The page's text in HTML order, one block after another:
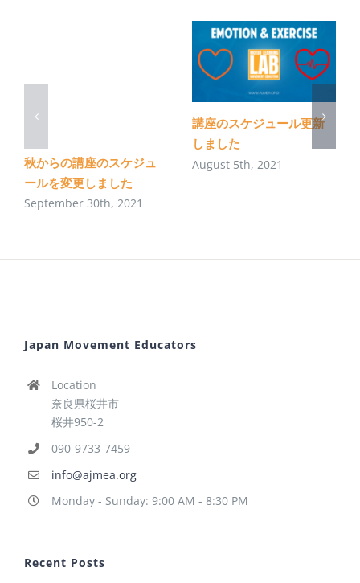
秋からの講座のスケジュ
ールを変更しました
September 30th, 2021
講座のスケジュール更新
しました
August 5th, 2021
Japan Movement Educators
Location
奈良県桜井市
桜井950-2
090-9733-7459
info@ajmea.org
Monday - Sunday: 9:00 AM - 8:30 PM
Recent Posts